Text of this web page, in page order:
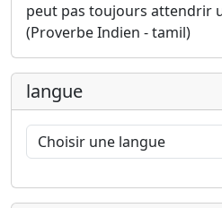
peut pas toujours attendrir
(Proverbe Indien - tamil)
langue